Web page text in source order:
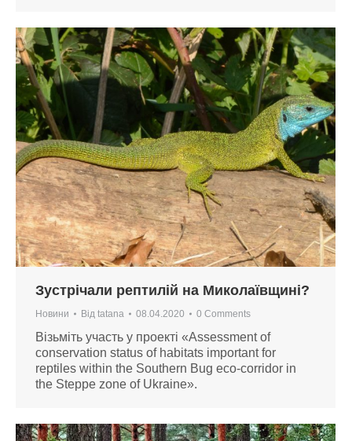
Зустрічали рептилій на Миколаївщині?
Новини Від tatana 08.04.2020 0 Comments
Візьміть участь у проекті «Assessment of
conservation status of habitats important for
reptiles within the Southern Bug eco-corridor in
the Steppe zone of Ukraine».